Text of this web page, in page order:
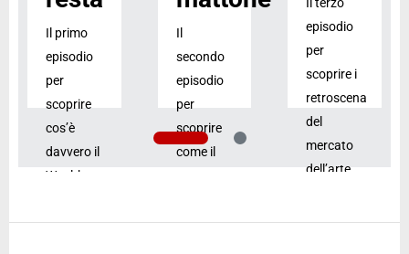
Il primo
episodio
per
scoprire
cos’è
davvero il
Wealth
Il
secondo
episodio
per
scoprire
come il
guarda al
episodio
per
scoprire i
retroscena
del
mercato
dell’arte.
il